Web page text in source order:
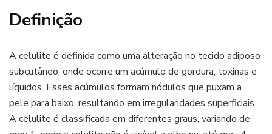
Definição
A celulite é definida como uma alteração no tecido adiposo
subcutâneo, onde ocorre um acúmulo de gordura, toxinas e
líquidos. Esses acúmulos formam nódulos que puxam a
pele para baixo, resultando em irregularidades superficiais.
A celulite é classificada em diferentes graus, variando de